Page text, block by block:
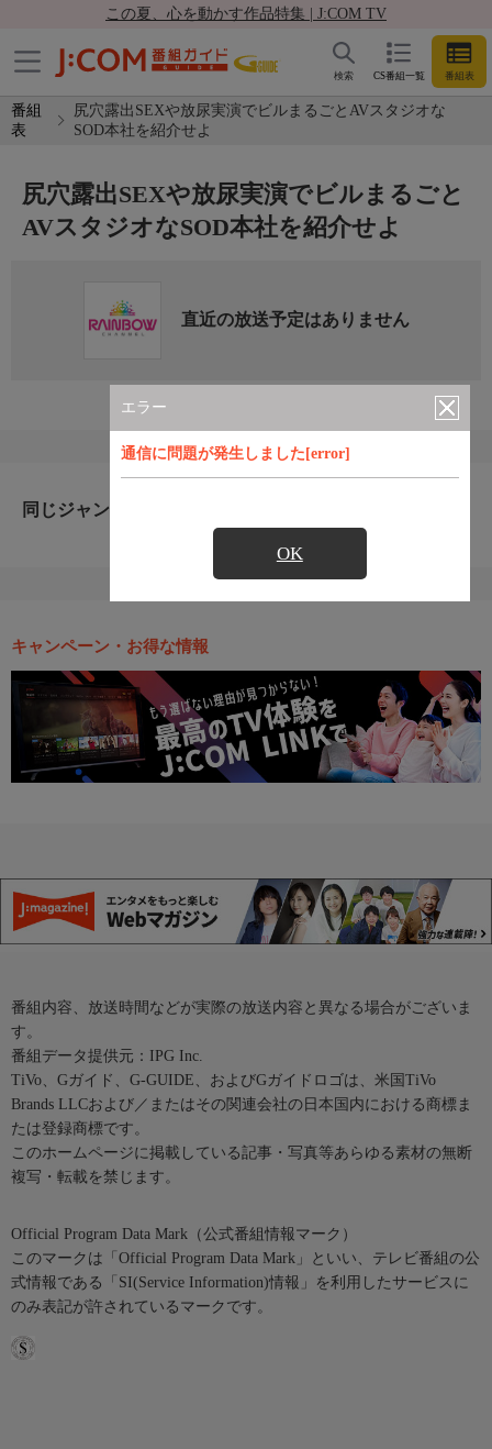
この夏、心を動かす作品特集 | J:COM TV
CS番組一覧 番組表
検索
番組
表
尻穴露出SEXや放尿実演でビルまるごとAVスタジオな
SOD本社を紹介せよ
エラー
通信に問題が発生しました[error]
OK
尻穴露出SEXや放尿実演でビルまるごと
AVスタジオなSOD本社を紹介せよ
直近の放送予定はありません
同じジャンルのおすすめ番組
キャンペーン・お得な情報
番組内容、放送時間などが実際の放送内容と異なる場合がございま
す。
番組データ提供元：IPG Inc.
TiVo、Gガイド、G-GUIDE、およびGガイドロゴは、米国TiVo
Brands LLCおよび／またはその関連会社の日本国内における商標ま
たは登録商標です。
このホームページに掲載している記事・写真等あらゆる素材の無断
複写・転載を禁じます。
Official Program Data Mark（公式番組情報マーク）
このマークは「Official Program Data Mark」といい、テレビ番組の公
式情報である「SI(Service Information)情報」を利用したサービスに
のみ表記が許されているマークです。